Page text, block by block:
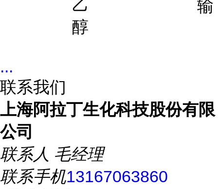
乙
醇
输
...
联系我们
上海阿拉丁生化科技股份有限
公司
联系人 毛经理
联系手机13167063860